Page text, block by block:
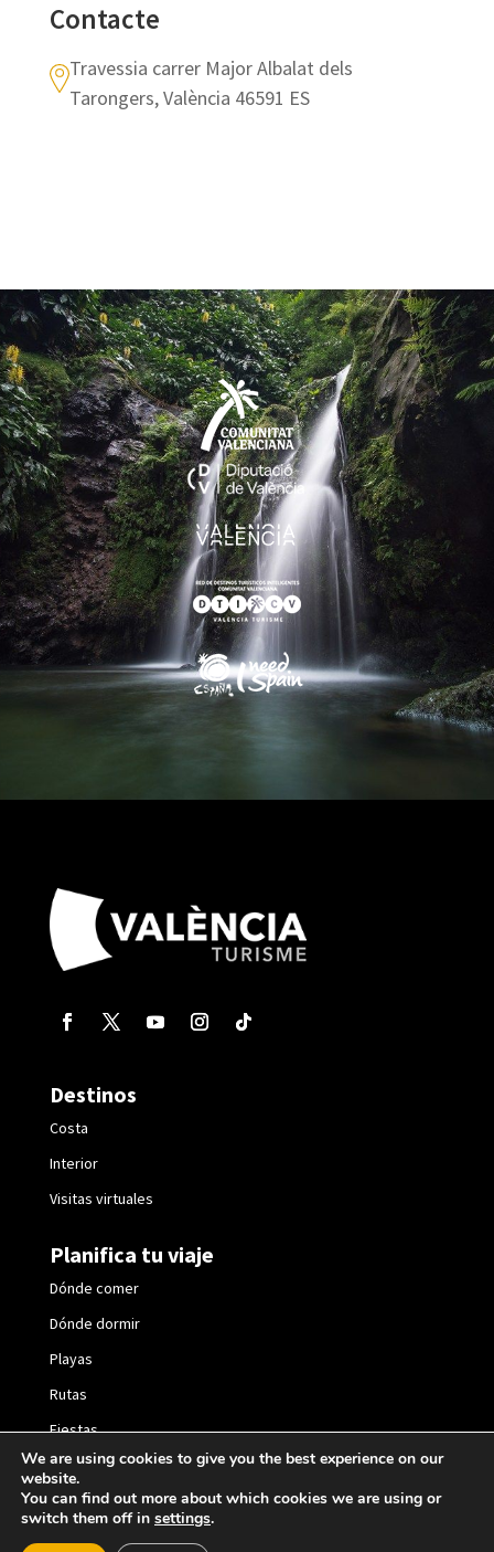
Contacte
Travessia carrer Major Albalat dels
Tarongers, València 46591 ES
Destinos
Costa
Interior
Visitas virtuales
Planifica tu viaje
Dónde comer
Dónde dormir
Playas
Rutas
Fiestas
We are using cookies to give you the best experience on our
website.
You can find out more about which cookies we are using or
switch them off in settings.